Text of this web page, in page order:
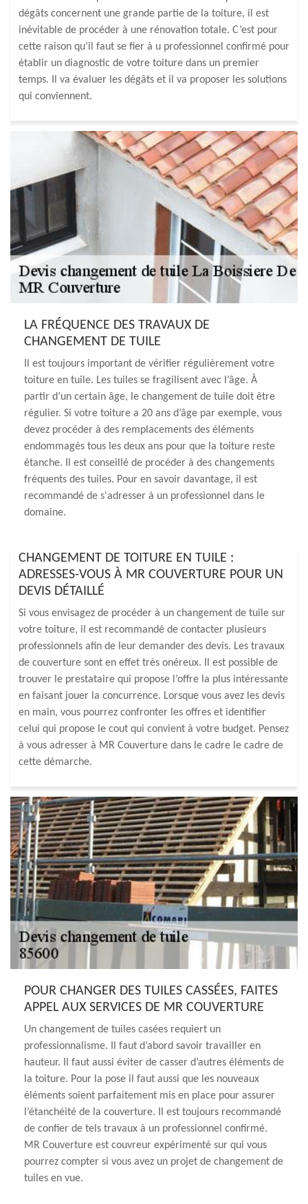
dégâts concernent une grande partie de la toiture, il est
inévitable de procéder à une rénovation totale. C’est pour
cette raison qu’il faut se fier à u professionnel confirmé pour
établir un diagnostic de votre toiture dans un premier
temps. Il va évaluer les dégâts et il va proposer les solutions
qui conviennent.
LA FRÉQUENCE DES TRAVAUX DE
CHANGEMENT DE TUILE
Il est toujours important de vérifier régulièrement votre
toiture en tuile. Les tuiles se fragilisent avec l’âge. À
partir d’un certain âge, le changement de tuile doit être
régulier. Si votre toiture a 20 ans d’âge par exemple, vous
devez procéder à des remplacements des éléments
endommagés tous les deux ans pour que la toiture reste
étanche. Il est conseillé de procéder à des changements
fréquents des tuiles. Pour en savoir davantage, il est
recommandé de s'adresser à un professionnel dans le
domaine.
CHANGEMENT DE TOITURE EN TUILE :
ADRESSES-VOUS À MR COUVERTURE POUR UN
DEVIS DÉTAILLÉ
Si vous envisagez de procéder à un changement de tuile sur
votre toiture, il est recommandé de contacter plusieurs
professionnels afin de leur demander des devis. Les travaux
de couverture sont en effet très onéreux. Il est possible de
trouver le prestataire qui propose l’offre la plus intéressante
en faisant jouer la concurrence. Lorsque vous avez les devis
en main, vous pourrez confronter les offres et identifier
celui qui propose le cout qui convient à votre budget. Pensez
à vous adresser à MR Couverture dans le cadre le cadre de
cette démarche.
POUR CHANGER DES TUILES CASSÉES, FAITES
APPEL AUX SERVICES DE MR COUVERTURE
Un changement de tuiles casées requiert un
professionnalisme. Il faut d’abord savoir travailler en
hauteur. Il faut aussi éviter de casser d’autres éléments de
la toiture. Pour la pose il faut aussi que les nouveaux
éléments soient parfaitement mis en place pour assurer
l’étanchéité de la couverture. Il est toujours recommandé
de confier de tels travaux à un professionnel confirmé.
MR Couverture est couvreur expérimenté sur qui vous
pourrez compter si vous avez un projet de changement de
tuiles en vue.